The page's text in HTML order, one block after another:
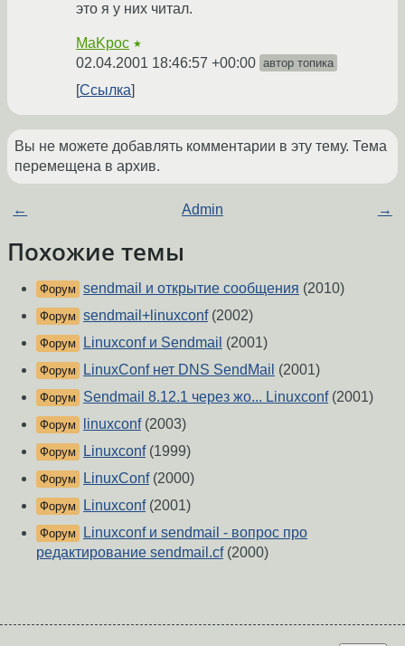
это я у них читал.
MaKpoc ★
02.04.2001 18:46:57 +00:00 автор топика
Ссылка
Вы не можете добавлять комментарии в эту тему. Тема
перемещена в архив.
← Admin →
Похожие темы
Форум sendmail и открытие сообщения (2010)
Форум sendmail+linuxconf(2002)
Форум Linuxconf и Sendmail (2001)
Форум LinuxConf нет DNS SendMail (2001)
Форум Sendmail 8.12.1 через жо... Linuxconf(2001)
Форум linuxconf(2003)
Форум Linuxconf(1999)
Форум LinuxConf(2000)
Форум Linuxconf(2001)
Форум
Linuxconf и sendmail - вопрос про
редактирование sendmail.cf(2000)